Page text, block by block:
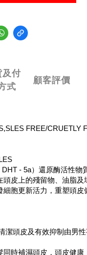
付
式
顧客評價
FREE/CRUETLY
- 5a）還原酶活性物
皮上的殘留物、油脂及
胞更新活力，重塑頭皮
潔頭皮及有效抑制由男
同時補濕頭皮，頭皮健康